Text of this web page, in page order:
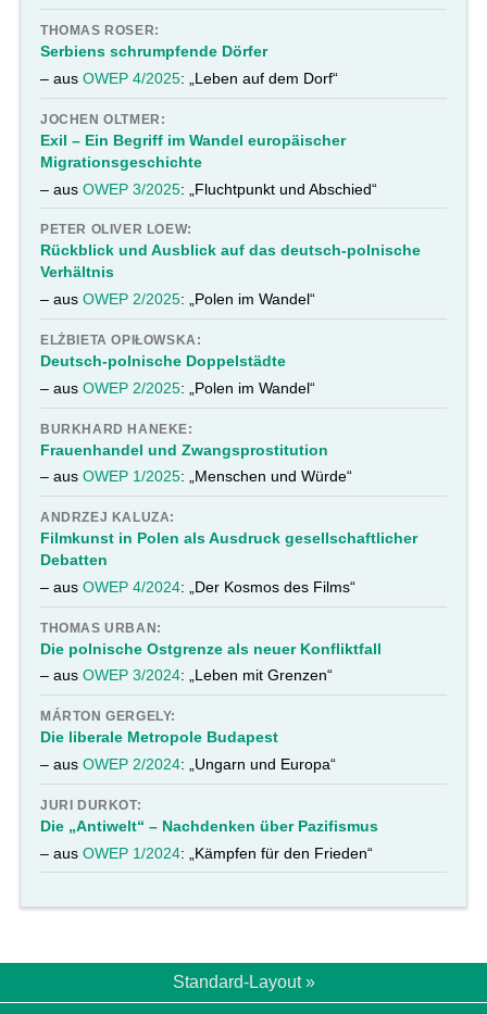
THOMAS ROSER:
Serbiens schrumpfende Dörfer
– ausOWEP 4/2025: „Leben auf dem Dorf“
JOCHEN OLTMER:
Exil – Ein Begriff im Wandel europäischer
Migrationsgeschichte
– ausOWEP 3/2025: „Fluchtpunkt und Abschied“
PETER OLIVER LOEW:
Rückblick und Ausblick auf das deutsch-polnische
Verhältnis
– ausOWEP 2/2025: „Polen im Wandel“
ELŻBIETA OPIŁOWSKA:
Deutsch-polnische Doppelstädte
– ausOWEP 2/2025: „Polen im Wandel“
BURKHARD HANEKE:
Frauenhandel und Zwangsprostitution
– ausOWEP 1/2025: „Menschen und Würde“
ANDRZEJ KALUZA:
Filmkunst in Polen als Ausdruck gesellschaftlicher
Debatten
– ausOWEP 4/2024: „Der Kosmos des Films“
THOMAS URBAN:
Die polnische Ostgrenze als neuer Konfliktfall
– ausOWEP 3/2024: „Leben mit Grenzen“
MÁRTON GERGELY:
Die liberale Metropole Budapest
– ausOWEP 2/2024: „Ungarn und Europa“
JURI DURKOT:
Die „Antiwelt“ – Nachdenken über Pazifismus
– ausOWEP 1/2024: „Kämpfen für den Frieden“
Standard-Layout »